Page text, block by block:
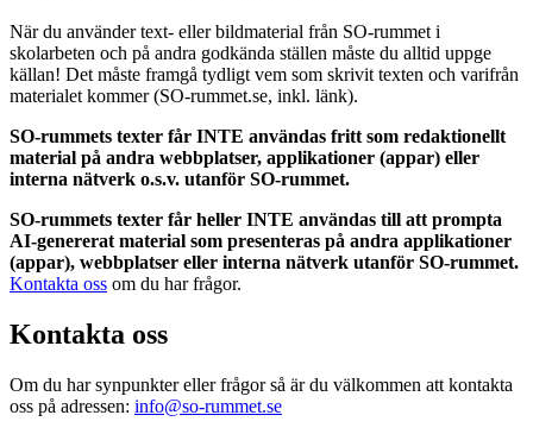
När du använder text- eller bildmaterial från SO-rummet i
skolarbeten och på andra godkända ställen måste du alltid uppge
källan! Det måste framgå tydligt vem som skrivit texten och varifrån
materialet kommer (SO-rummet.se, inkl. länk).
SO-rummets texter får INTE användas fritt som redaktionellt
material på andra webbplatser, applikationer (appar) eller
interna nätverk o.s.v. utanför SO-rummet.
SO-rummets texter får heller INTE användas till att prompta
AI-genererat material som presenteras på andra applikationer
(appar), webbplatser eller interna nätverk utanför SO-rummet.
Kontakta oss om du har frågor.
Kontakta oss
Om du har synpunkter eller frågor så är du välkommen att kontakta
oss på adressen: info@so-rummet.se